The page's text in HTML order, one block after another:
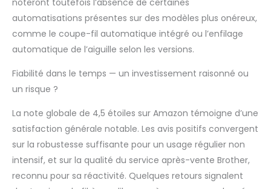
automatisations présentes sur des modèles plus onéreux,
comme le coupe-fil automatique intégré ou l’enfilage
automatique de l’aiguille selon les versions.
Fiabilité dans le temps — un investissement raisonné ou
un risque ?
La note globale de 4,5 étoiles sur Amazon témoigne d’une
satisfaction générale notable. Les avis positifs convergent
sur la robustesse suffisante pour un usage régulier non
intensif, et sur la qualité du service après-vente Brother,
reconnu pour sa réactivité. Quelques retours signalent